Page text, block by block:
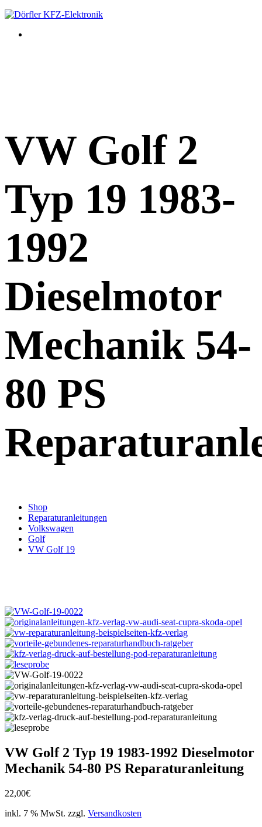
VW Golf 2
Typ 19 1983-
1992
Dieselmotor
Mechanik 54-
80 PS
Shop
Reparaturanleitungen
Volkswagen
Golf
VW Golf 19
VW Golf 2 Typ 19 1983-1992 Dieselmotor
Mechanik 54-80 PS Reparaturanleitung
22,00€
inkl. 7 % MwSt. zzgl. Versandkosten